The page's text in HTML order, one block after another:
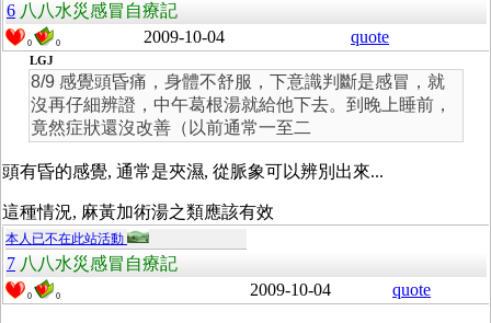
6 八八水災感冒自療記
0 0 2009-10-04 quote
LGJ
8/9 感覺頭昏痛，身體不舒服，下意識判斷是感冒，就
沒再仔細辨證，中午葛根湯就給他下去。到晚上睡前，
竟然症狀還沒改善（以前通常一至二
頭有昏的感覺, 通常是夾濕, 從脈象可以辨別出來...
這種情況, 麻黃加術湯之類應該有效
本人已不在此站活動
7 八八水災感冒自療記
0 0 2009-10-04 quote